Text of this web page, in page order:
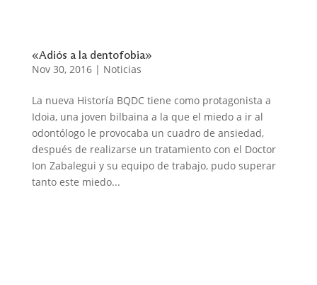
«Adiós a la dentofobia»
Nov 30, 2016| Noticias
La nueva Historía BQDC tiene como protagonista a
Idoia, una joven bilbaina a la que el miedo a ir al
odontólogo le provocaba un cuadro de ansiedad,
después de realizarse un tratamiento con el Doctor
Ion Zabalegui y su equipo de trabajo, pudo superar
tanto este miedo...